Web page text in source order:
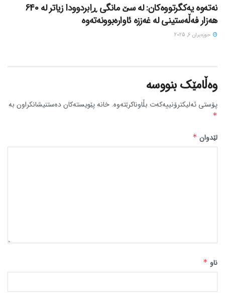
نەتەوە یەکگرتووەکان: لە سێ مانگی ڕابردوودا زیاتر لە 640
هەزار فەڵەستینی لە غەززە ئاوارەبوونەتەوە
حوزه‌یران 6, 2025
وەڵامێک بنووسە
پۆستی ئەلیکترۆنییەکەت بڵاوناکرێتەوە. خانە پێویستەکان دەستنیشانکراون بە
*
لێدوان *
ناو *